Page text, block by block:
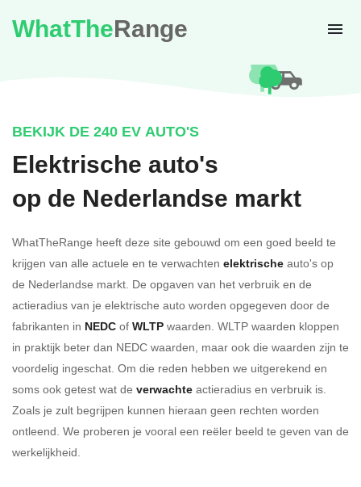
WhatTheRange
BEKIJK DE 240 EV AUTO'S
Elektrische auto's
op de Nederlandse markt
WhatTheRange heeft deze site gebouwd om een goed beeld te
krijgen van alle actuele en te verwachten elektrische auto's op
de Nederlandse markt. De opgaven van het verbruik en de
actieradius van je elektrische auto worden opgegeven door de
fabrikanten in NEDC of WLTP waarden. WLTP waarden kloppen
in praktijk beter dan NEDC waarden, maar ook die waarden zijn te
voordelig ingeschat. Om die reden hebben we uitgerekend en
soms ook getest wat de verwachte actieradius en verbruik is.
Zoals je zult begrijpen kunnen hieraan geen rechten worden
ontleend. We proberen je vooral een reëler beeld te geven van de
werkelijkheid.